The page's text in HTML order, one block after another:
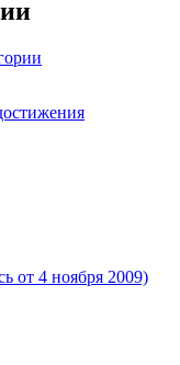
от 4 ноября 2009)